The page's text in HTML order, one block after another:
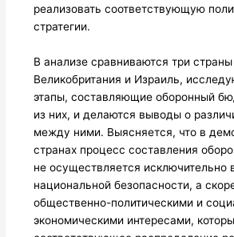
реализовать соответствующую
стратегии.
В анализе сравниваются три
Великобритания и Израиль,
этапы, составляющие оборонный
из них, и делаются выводы о
между ними. Выясняется, что в
странах процесс составления
не осуществляется исключительно
национальной безопасности, а
общественно-политическими и
экономическими интересами,